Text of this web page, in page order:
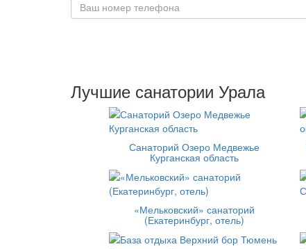
Лучшие санатории Урала
Санаторий Озеро Медвежье
Курганская область
«Мельковский» санаторий
(Екатеринбург, отель)